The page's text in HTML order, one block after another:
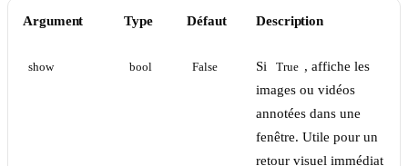
Argument Type Défaut Description
show bool False Si True , affiche les
images ou vidéos
annotées dans une
fenêtre. Utile pour un
retour visuel immédiat